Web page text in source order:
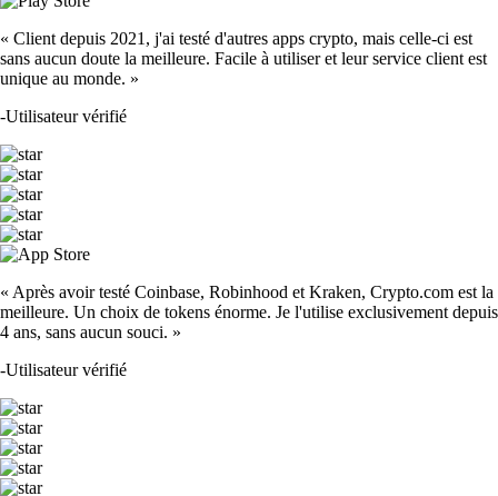
« Client depuis 2021, j'ai testé d'autres apps crypto, mais celle-ci est
sans aucun doute la meilleure. Facile à utiliser et leur service client est
unique au monde. »
-Utilisateur vérifié
« Après avoir testé Coinbase, Robinhood et Kraken, Crypto.com est la
meilleure. Un choix de tokens énorme. Je l'utilise exclusivement depuis
4 ans, sans aucun souci. »
-Utilisateur vérifié